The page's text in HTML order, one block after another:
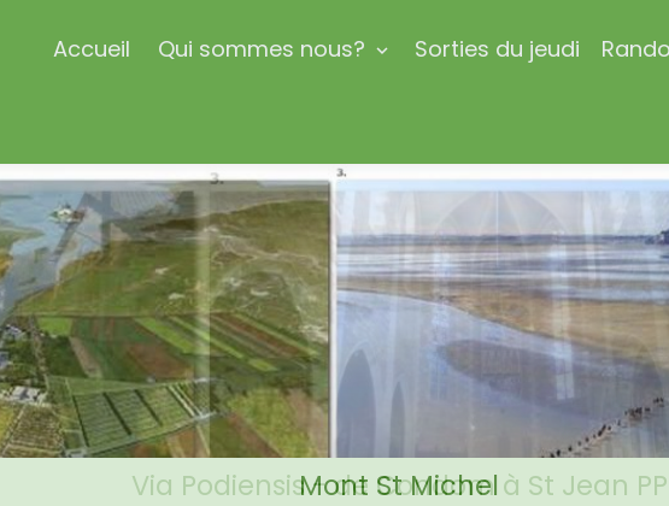
Accueil Qui sommes nous? Sorties du jeudi
Via Podiensis - de Condom à St Jean PP